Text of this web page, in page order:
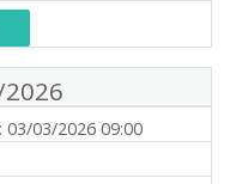
03/03/2026 09:00